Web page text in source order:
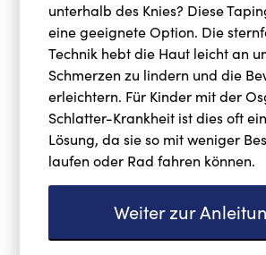
unterhalb des Knies? Diese
eine geeignete Option. Die
Technik hebt die Haut leicht an
Schmerzen zu lindern und die
erleichtern. Für Kinder mit der
Schlatter-Krankheit ist dies oft
Lösung, da sie so mit weniger
laufen oder Rad fahren können.
Weiter zur